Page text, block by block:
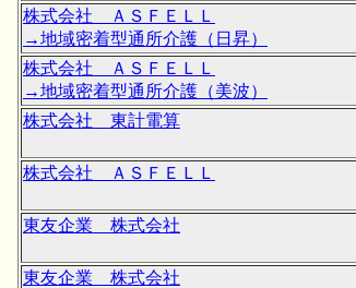
株式会社 ＡＳＦＥＬＬ
→地域密着型通所介護（日昇）
株式会社 ＡＳＦＥＬＬ
→地域密着型通所介護（美波）
株式会社 東計電算
株式会社 ＡＳＦＥＬＬ
東友企業 株式会社
東友企業 株式会社